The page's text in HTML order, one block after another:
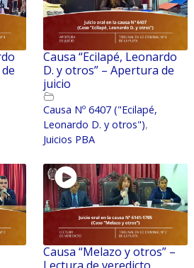
Causa “Ecilapé, Leonardo
D. y otros” – Apertura de
juicio
Causa Nº 6407 ("Ecilapé,
Leonardo D. y otros"),
Juicios PBA
Causa “Melazo y otros” –